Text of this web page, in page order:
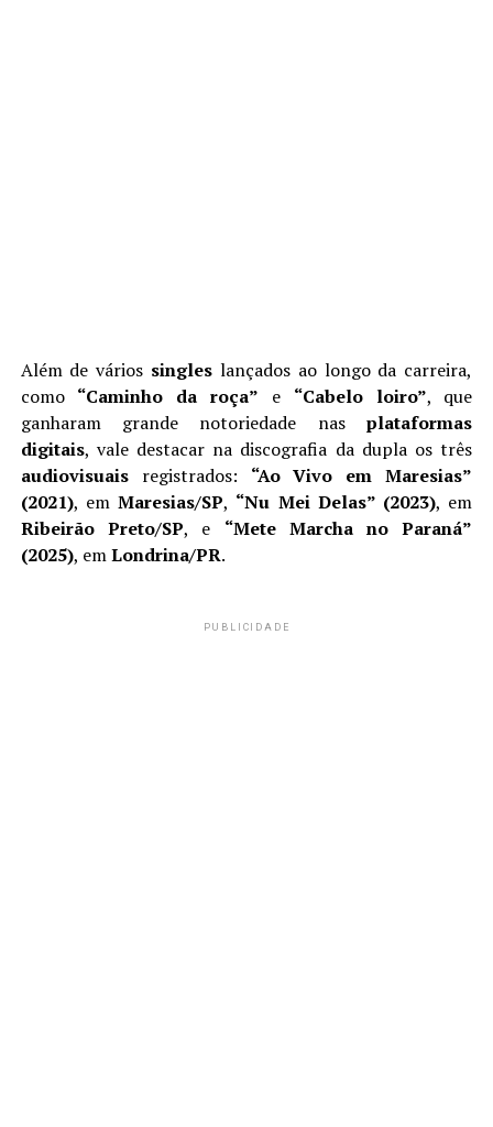
Além de vários singles lançados ao longo da carreira,
como “Caminho da roça” e “Cabelo loiro”, que
ganharam grande notoriedade nasplataformas
digitais, vale destacar na discografia da dupla os três
audiovisuaisregistrados: “Ao Vivo em Maresias”
(2021), emMaresias/SP, “Nu Mei Delas” (2023), em
Ribeirão Preto/SP, e “Mete Marcha no Paraná”
(2025), emLondrina/PR.
PUBLICIDADE